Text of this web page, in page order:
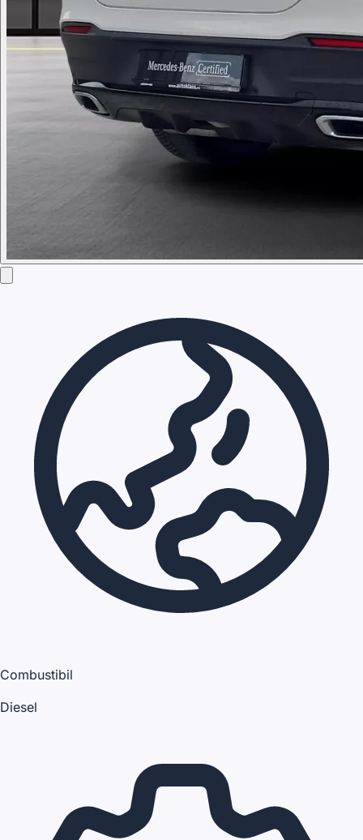
Combustibil
Diesel